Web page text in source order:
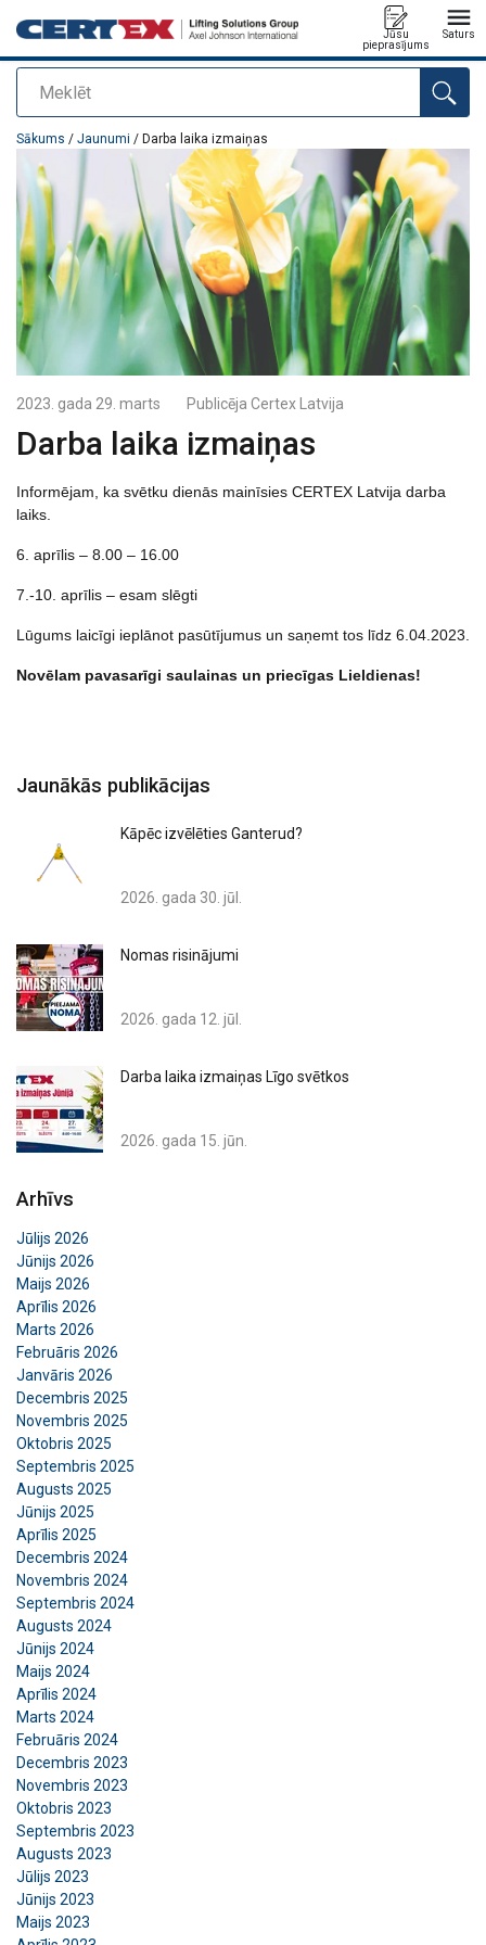
Meklēt
Jūsu
pieprasījums
Saturs
Pievienots jūsu pasūtījumam
Sākums / Jaunumi / Darba laika izmaiņas
2023. gada 29. marts Publicēja Certex Latvija
Darba laika izmaiņas
Informējam, ka svētku dienās mainīsies CERTEX Latvija darba
laiks.
6. aprīlis – 8.00 – 16.00
7.-10. aprīlis – esam slēgti
Lūgums laicīgi ieplānot pasūtījumus un saņemt tos līdz 6.04.2023.
Novēlam pavasarīgi saulainas un priecīgas Lieldienas!
Jaunākās publikācijas
Kāpēc izvēlēties Ganterud?
2026. gada 30. jūl.
Nomas risinājumi
2026. gada 12. jūl.
Darba laika izmaiņas Līgo svētkos
2026. gada 15. jūn.
Arhīvs
Jūlijs 2026
Jūnijs 2026
Maijs 2026
Aprīlis 2026
Marts 2026
Februāris 2026
Janvāris 2026
Decembris 2025
Novembris 2025
Oktobris 2025
Septembris 2025
Augusts 2025
Jūnijs 2025
Aprīlis 2025
Decembris 2024
Novembris 2024
Septembris 2024
Augusts 2024
Jūnijs 2024
Maijs 2024
Aprīlis 2024
Marts 2024
Februāris 2024
Decembris 2023
Novembris 2023
Oktobris 2023
Septembris 2023
Augusts 2023
Jūlijs 2023
Jūnijs 2023
Maijs 2023Šajā tīmekļa vietnē tiek